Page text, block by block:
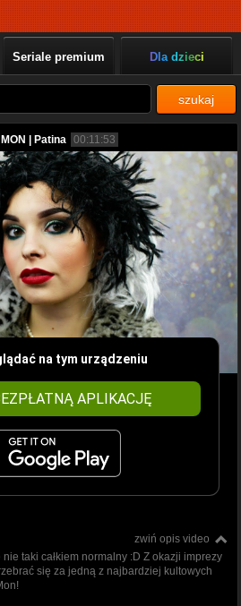
Seriale premium Dla dzieci
szukaj
| Patina 00:11:53
na tym urządzeniu
APLIKACJĘ
zwiń opis video
taki całkiem normalny :D Z okazji imprezy
się za jedną z najbardziej kultowych